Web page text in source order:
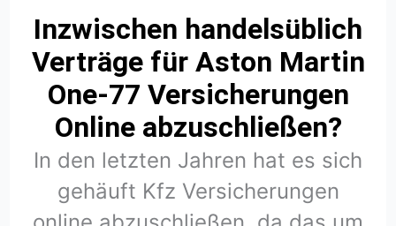
Inzwischen handelsüblich
Verträge für Aston Martin
One-77 Versicherungen
Online abzuschließen?
In den letzten Jahren hat es sich
gehäuft Kfz Versicherungen